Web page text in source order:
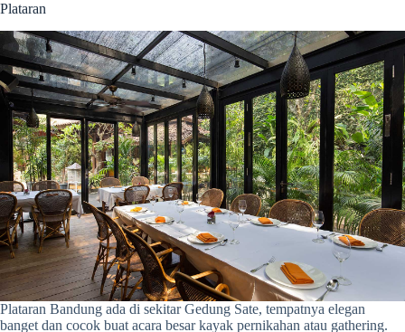
Plataran
Plataran Bandung ada di sekitar Gedung Sate, tempatnya elegan
banget dan cocok buat acara besar kayak pernikahan atau gathering.